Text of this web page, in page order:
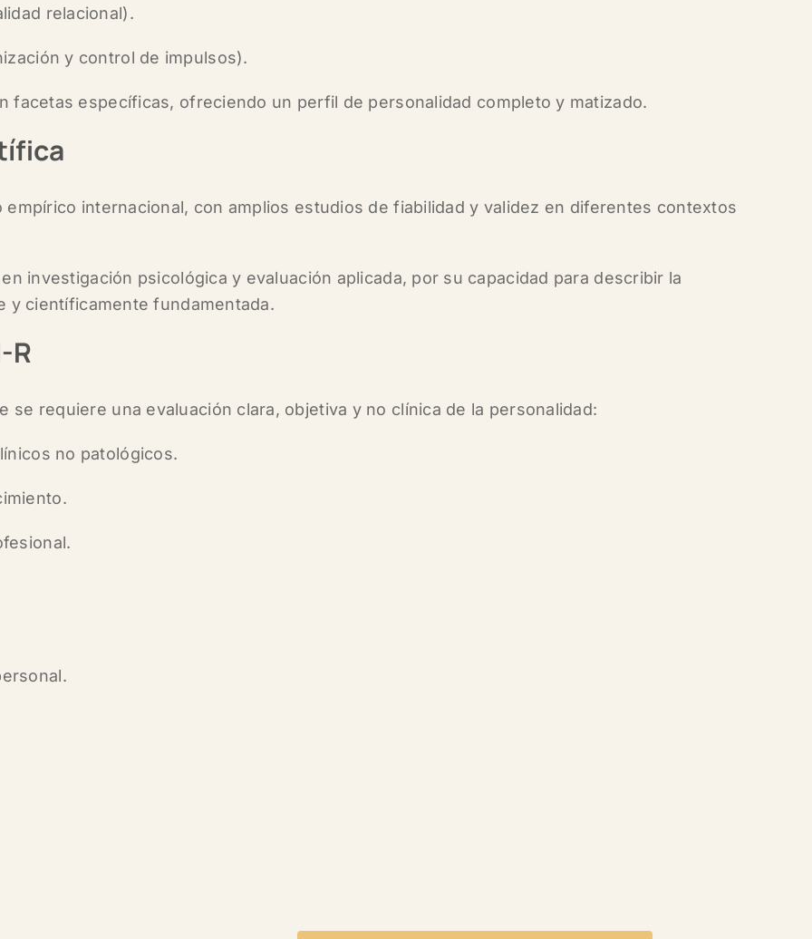
relacional).
y control de impulsos).
facetas específicas, ofreciendo un perfil de personalidad completo y matizado.
empírico internacional, con amplios estudios de fiabilidad y validez en diferentes contextos
investigación psicológica y evaluación aplicada, por su capacidad para describir la
y científicamente fundamentada.
R
se requiere una evaluación clara, objetiva y no clínica de la personalidad:
no patológicos.